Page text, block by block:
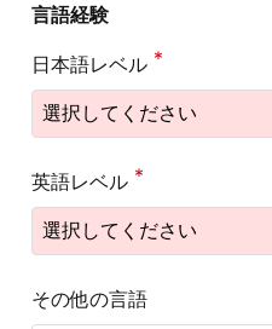
言語経験
日本語レベル
英語レベル
その他の言語